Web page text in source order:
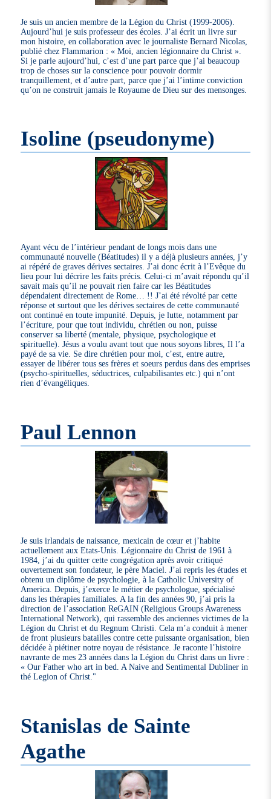
Je suis un ancien membre de la Légion du Christ (1999-2006).
Aujourd’hui je suis professeur des écoles. J’ai écrit un livre sur
mon histoire, en collaboration avec le journaliste Bernard Nicolas,
publié chez Flammarion : « Moi, ancien légionnaire du Christ ».
Si je parle aujourd’hui, c’est d’une part parce que j’ai beaucoup
trop de choses sur la conscience pour pouvoir dormir
tranquillement, et d’autre part, parce que j’ai l’intime conviction
qu’on ne construit jamais le Royaume de Dieu sur des mensonges.
Isoline (pseudonyme)
Ayant vécu de l’intérieur pendant de longs mois dans une
communauté nouvelle (Béatitudes) il y a déjà plusieurs années, j’y
ai répéré de graves dérives sectaires. J’ai donc écrit à l’Evêque du
lieu pour lui décrire les faits précis. Celui-ci m’avait répondu qu’il
savait mais qu’il ne pouvait rien faire car les Béatitudes
dépendaient directement de Rome… !! J’ai été révolté par cette
réponse et surtout que les dérives sectaires de cette communauté
ont continué en toute impunité. Depuis, je lutte, notamment par
l’écriture, pour que tout individu, chrétien ou non, puisse
conserver sa liberté (mentale, physique, psychologique et
spirituelle). Jésus a voulu avant tout que nous soyons libres, Il l’a
payé de sa vie. Se dire chrétien pour moi, c’est, entre autre,
essayer de libérer tous ses frères et soeurs perdus dans des emprises
(psycho-spirituelles, séductrices, culpabilisantes etc.) qui n’ont
rien d’évangéliques.
Paul Lennon
Je suis irlandais de naissance, mexicain de cœur et j’habite
actuellement aux Etats-Unis. Légionnaire du Christ de 1961 à
1984, j’ai du quitter cette congrégation après avoir critiqué
ouvertement son fondateur, le père Maciel. J’ai repris les études et
obtenu un diplôme de psychologie, à la Catholic University of
America. Depuis, j’exerce le métier de psychologue, spécialisé
dans les thérapies familiales. A la fin des années 90, j’ai pris la
direction de l’association ReGAIN (Religious Groups Awareness
International Network), qui rassemble des anciennes victimes de la
Légion du Christ et du Regnum Christi. Cela m’a conduit à mener
de front plusieurs batailles contre cette puissante organisation, bien
décidée à piétiner notre noyau de résistance. Je raconte l’histoire
navrante de mes 23 années dans la Légion du Christ dans un livre :
« Our Father who art in bed. A Naive and Sentimental Dubliner in
thé Legion of Christ."
Stanislas de Sainte
Agathe